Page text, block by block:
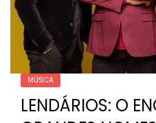
MÚSICA
LENDÁRIOS: O